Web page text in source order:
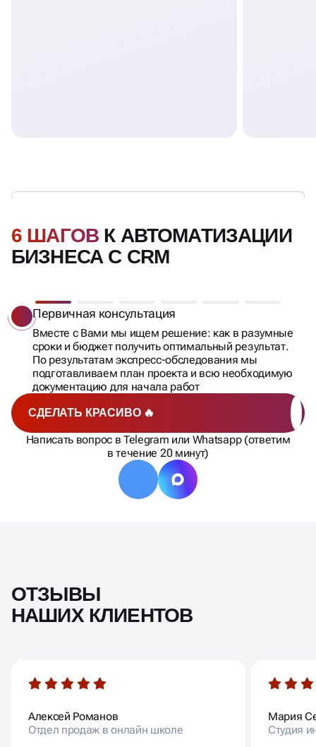
6 ШАГОВ К АВТОМАТИЗАЦИИ
БИЗНЕСА С CRM
СДЕЛАТЬ КРАСИВО 🔥
Написать вопрос в Telegram или Whatsapp (ответим
в течение 20 минут)
Первичная консультация
Вместе с Вами мы ищем решение: как в разумные
сроки и бюджет получить оптимальный результат.
По результатам экспресс-обследования мы
подготавливаем план проекта и всю необходимую
документацию для начала работ
ОТЗЫВЫ
НАШИХ КЛИЕНТОВ
Алексей Романов
Отдел продаж в онлайн школе
Мария
Студия